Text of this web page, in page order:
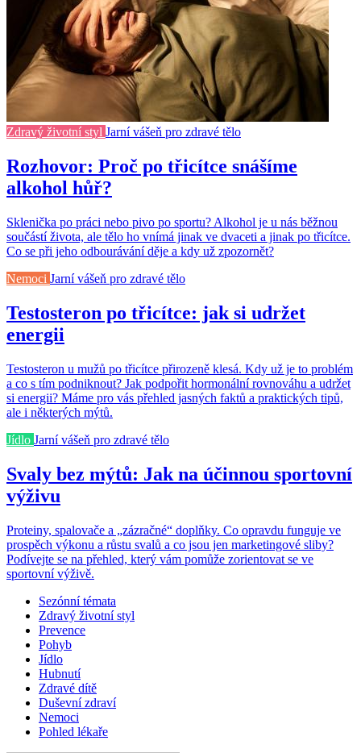
Zdravý životní styl Jarní vášeň pro zdravé tělo
Rozhovor: Proč po třicítce snášíme
alkohol hůř?
Sklenička po práci nebo pivo po sportu? Alkohol je u nás běžnou
součástí života, ale tělo ho vnímá jinak ve dvaceti a jinak po třicítce.
Co se při jeho odbourávání děje a kdy už zpozornět?
Nemoci Jarní vášeň pro zdravé tělo
Testosteron po třicítce: jak si udržet
energii
Testosteron u mužů po třicítce přirozeně klesá. Kdy už je to problém
a co s tím podniknout? Jak podpořit hormonální rovnováhu a udržet
si energii? Máme pro vás přehled jasných faktů a praktických tipů,
ale i některých mýtů.
Jídlo Jarní vášeň pro zdravé tělo
Svaly bez mýtů: Jak na účinnou sportovní
výživu
Proteiny, spalovače a „zázračné“ doplňky. Co opravdu funguje ve
prospěch výkonu a růstu svalů a co jsou jen marketingové sliby?
Podívejte se na přehled, který vám pomůže zorientovat se ve
sportovní výživě.
Sezónní témata
Zdravý životní styl
Prevence
Pohyb
Jídlo
Hubnutí
Zdravé dítě
Duševní zdraví
Nemoci
Pohled lékaře